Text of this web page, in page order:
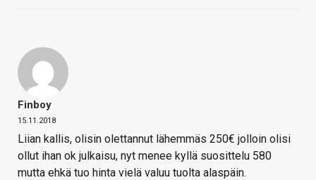
Finboy
15.11.2018
Liian kallis, olisin olettannut lähemmäs 250€ jolloin olisi
ollut ihan ok julkaisu, nyt menee kyllä suosittelu 580
mutta ehkä tuo hinta vielä valuu tuolta alaspäin.